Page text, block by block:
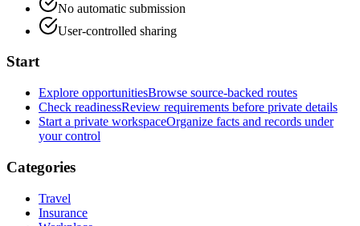
No automatic submission
User-controlled sharing
Start
Explore opportunitiesBrowse source-backed routes
Check readinessReview requirements before private details
Start a private workspaceOrganize facts and records under
your control
Categories
Travel
Insurance